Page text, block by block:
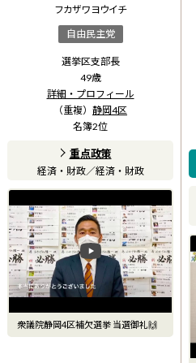
フカザワ ヨウイチ
自由民主党
選挙区支部長
49歳
詳細・プロフィール
（重複） 静岡4区
名簿2位
重点政策
経済・財政／経済・財政
衆議院静岡4区補欠選挙 当選御礼🙌